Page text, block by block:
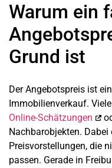
Warum ein
Grund ist
Der Angebotspreis ist
Immobilienverkauf.
Online-Schätzungen
Nachbarobjekten.
Preisvorstellungen, die
passen. Gerade in